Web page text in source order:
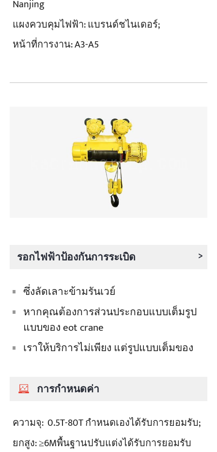
Nanjing
แผงควบคุมไฟฟ้า:แบรนด์ชไนเดอร์;
หน้าที่การงาน:A3-A5
รอกไฟฟ้าป้องกันการระเบิด >
ซึ่งลัดเลาะข้ามรันเวย์
หากคุณต้องการส่วนประกอบแบบเต็มรูป
แบบของ eot crane
เราให้บริการไม่เพียง แต่รูปแบบเต็มของ
การกำหนดค่า
ความจุ: 0.5T-80T กำหนดเองได้รับการยอมรับ;
ยกสูง:≥6Mพื้นฐานปรับแต่งได้รับการยอมรับ